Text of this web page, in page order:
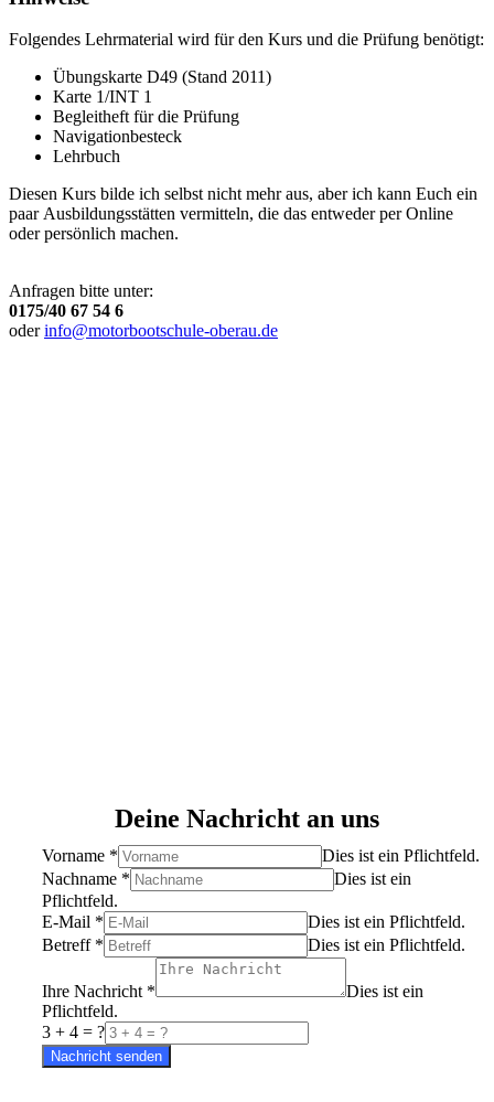
Folgendes Lehrmaterial wird für den Kurs und die Prüfung benötigt:
Übungskarte D49 (Stand 2011)
Karte 1/INT 1
Begleitheft für die Prüfung
Navigationbesteck
Lehrbuch
Diesen Kurs bilde ich selbst nicht mehr aus, aber ich kann Euch ein
paar Ausbildungsstätten vermitteln, die das entweder per Online
oder persönlich machen.
Anfragen bitte unter:
0175/40 67 54 6
oderinfo@motorbootschule-oberau.de
Deine Nachricht an uns
Vorname *
Dies ist ein Pflichtfeld.
Nachname *
Dies ist ein
Pflichtfeld.
E-Mail *
Dies ist ein Pflichtfeld.
Betreff* Dies ist ein Pflichtfeld.
Ihre Nachricht *
Dies ist ein
Pflichtfeld.
3 + 4 = ?
Nachricht senden